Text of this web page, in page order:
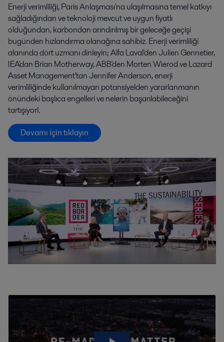
Enerji verimliliği, Paris Anlaşması'na ulaşılmasına temel katkıyı
sağladığından ve teknoloji mevcut ve uygun fiyatlı
olduğundan, karbondan arındırılmış bir geleceğe geçişi
bugünden hızlandırma olanağına sahibiz. Enerji verimliliği
alanında dört uzmanı dinleyin; Alfa Laval'den Julien Gennetier,
IEA'dan Brian Motherway, ABB'den Morten Wierod ve Lazard
Asset Management'tan Jennifer Anderson, enerji
verimliliğinde kullanılmayan potansiyelden yararlanmanın
önündeki başlıca engelleri ve nelerin başarılabileceğini
tartışıyorl.
Devamı için tıklayın